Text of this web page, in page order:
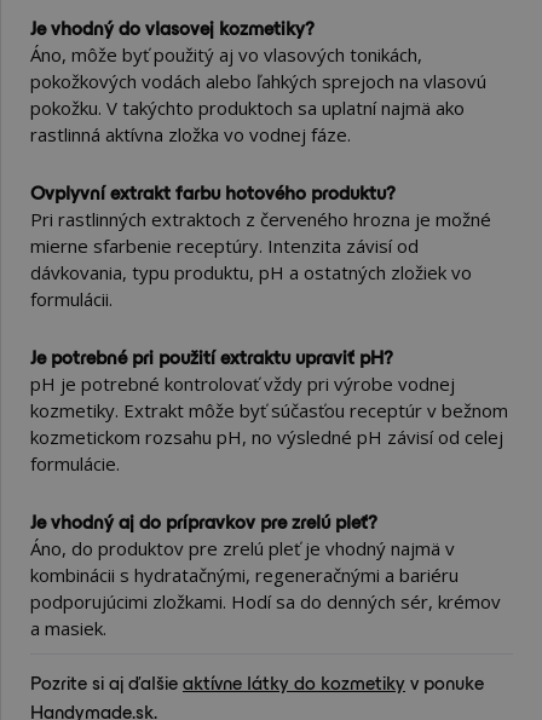
Je vhodný do vlasovej kozmetiky?
Áno, môže byť použitý aj vo vlasových tonikách,
pokožkových vodách alebo ľahkých sprejoch na vlasovú
pokožku. V takýchto produktoch sa uplatní najmä ako
rastlinná aktívna zložka vo vodnej fáze.
Ovplyvní extrakt farbu hotového produktu?
Pri rastlinných extraktoch z červeného hrozna je možné
mierne sfarbenie receptúry. Intenzita závisí od
dávkovania, typu produktu, pH a ostatných zložiek vo
formulácii.
Je potrebné pri použití extraktu upraviť pH?
pH je potrebné kontrolovať vždy pri výrobe vodnej
kozmetiky. Extrakt môže byť súčasťou receptúr v bežnom
kozmetickom rozsahu pH, no výsledné pH závisí od celej
formulácie.
Je vhodný aj do prípravkov pre zrelú pleť?
Áno, do produktov pre zrelú pleť je vhodný najmä v
kombinácii s hydratačnými, regeneračnými a bariéru
podporujúcimi zložkami. Hodí sa do denných sér, krémov
a masiek.
Pozrite si aj ďalšieaktívne látky do kozmetikyv ponuke
Handymade.sk.